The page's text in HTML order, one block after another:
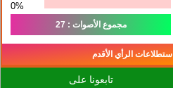
0%
مجموع الأصوات : 27
استطلاعات الرأي الأقدم
تابعونا على